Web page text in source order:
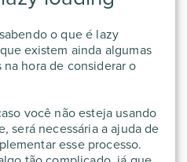
o que é lazy
existem ainda algumas
hora de considerar o
você não esteja usando
será necessária a ajuda de
esse processo.